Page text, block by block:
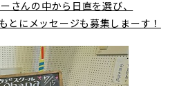
さんの中から日直を選び、
とにメッセージも募集しまーす！